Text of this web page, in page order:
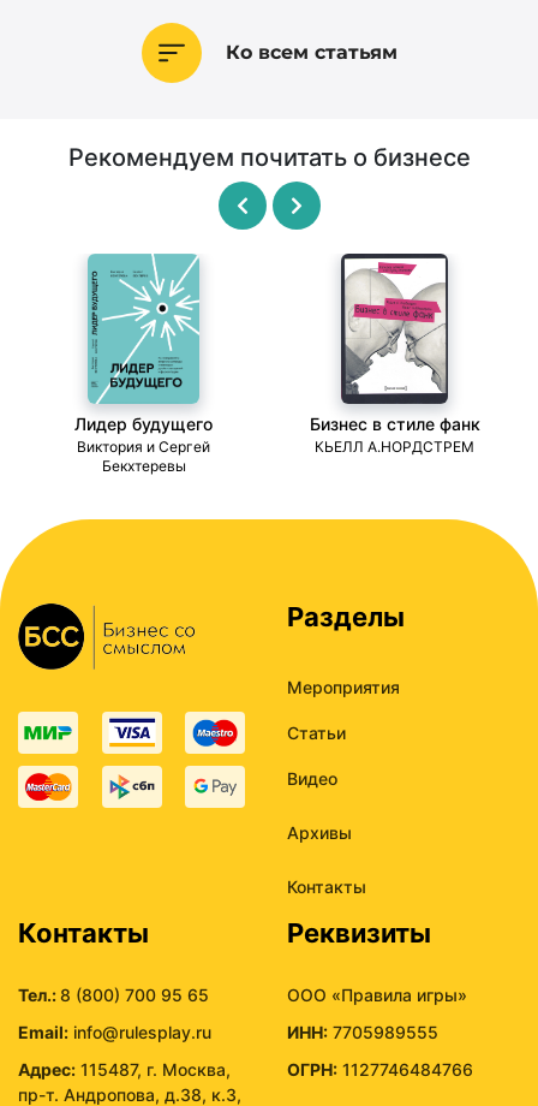
Ко всем статьям
Рекомендуем почитать о бизнесе
Лидер будущего
Виктория и Сергей
Бекхтеревы
Бизнес в стиле фанк
КЬЕЛЛ А.НОРДСТРЕМ
Разделы
Мероприятия
Статьи
Видео
Архивы
Контакты
Контакты
Тел.:8 (800) 700 95 65
Email: info@rulesplay.ru
Адрес: 115487, г. Москва,
пр-т. Андропова, д.38, к.3,
Реквизиты
ООО «Правила игры»
ИНН: 7705989555
ОГРН: 1127746484766